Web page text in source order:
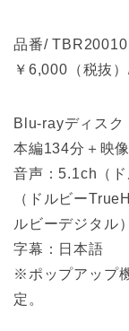
品番/
￥6,000（税抜
Blu-rayディスク
本編134分＋映
音声：5.1ch（
（ドルビー
ルビーデジタル）
字幕：日本語
※ポップアップ
定。